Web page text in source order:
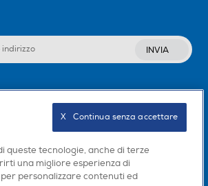
INVIA
app
queste tecnologie, anche di terze
una migliore esperienza di
personalizzare contenuti ed
X   Continua senza accettare